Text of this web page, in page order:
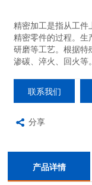
精密加工是指从工
精密零件的过程。生
研磨等工艺。根据
渗碳、淬火、回火等。
联系我们
分享
产品详情